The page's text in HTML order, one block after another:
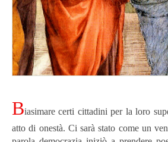
Biasimare certi cittadini per la loro
atto di onestà. Ci sarà stato come un